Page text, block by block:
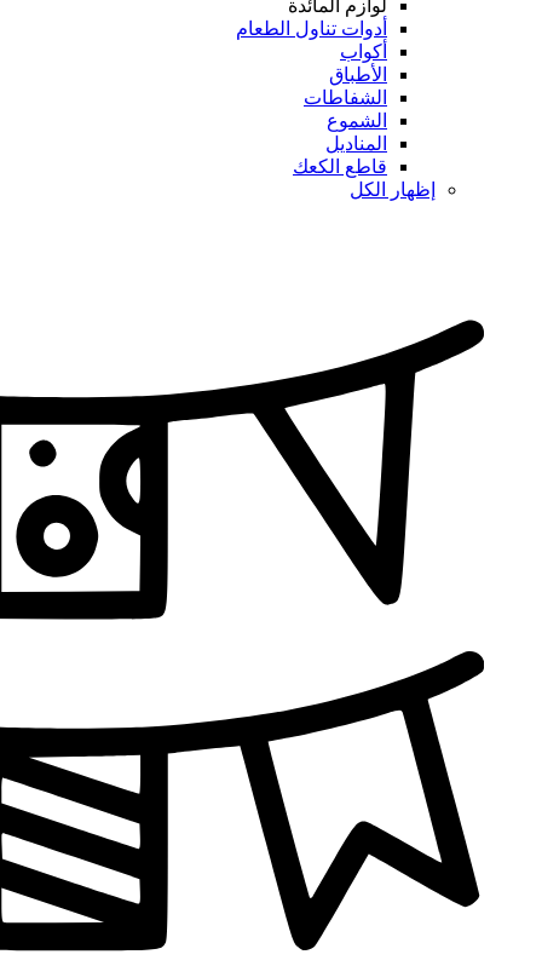
لوازم المائدة
أدوات تناول الطعام
أكواب
الأطباق
الشفاطات
الشموع
المناديل
قاطع الكعك
إظهار الكل